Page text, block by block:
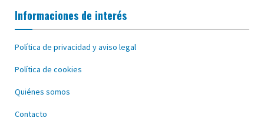
Informaciones de interés
Política de privacidad y aviso legal
Política de cookies
Quiénes somos
Contacto